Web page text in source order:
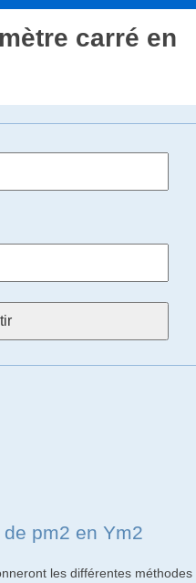
carré en
pm2 en Ym2
les différentes